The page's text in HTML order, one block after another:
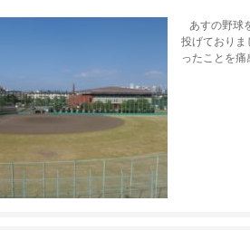
あすの野球
投げており
ったことを